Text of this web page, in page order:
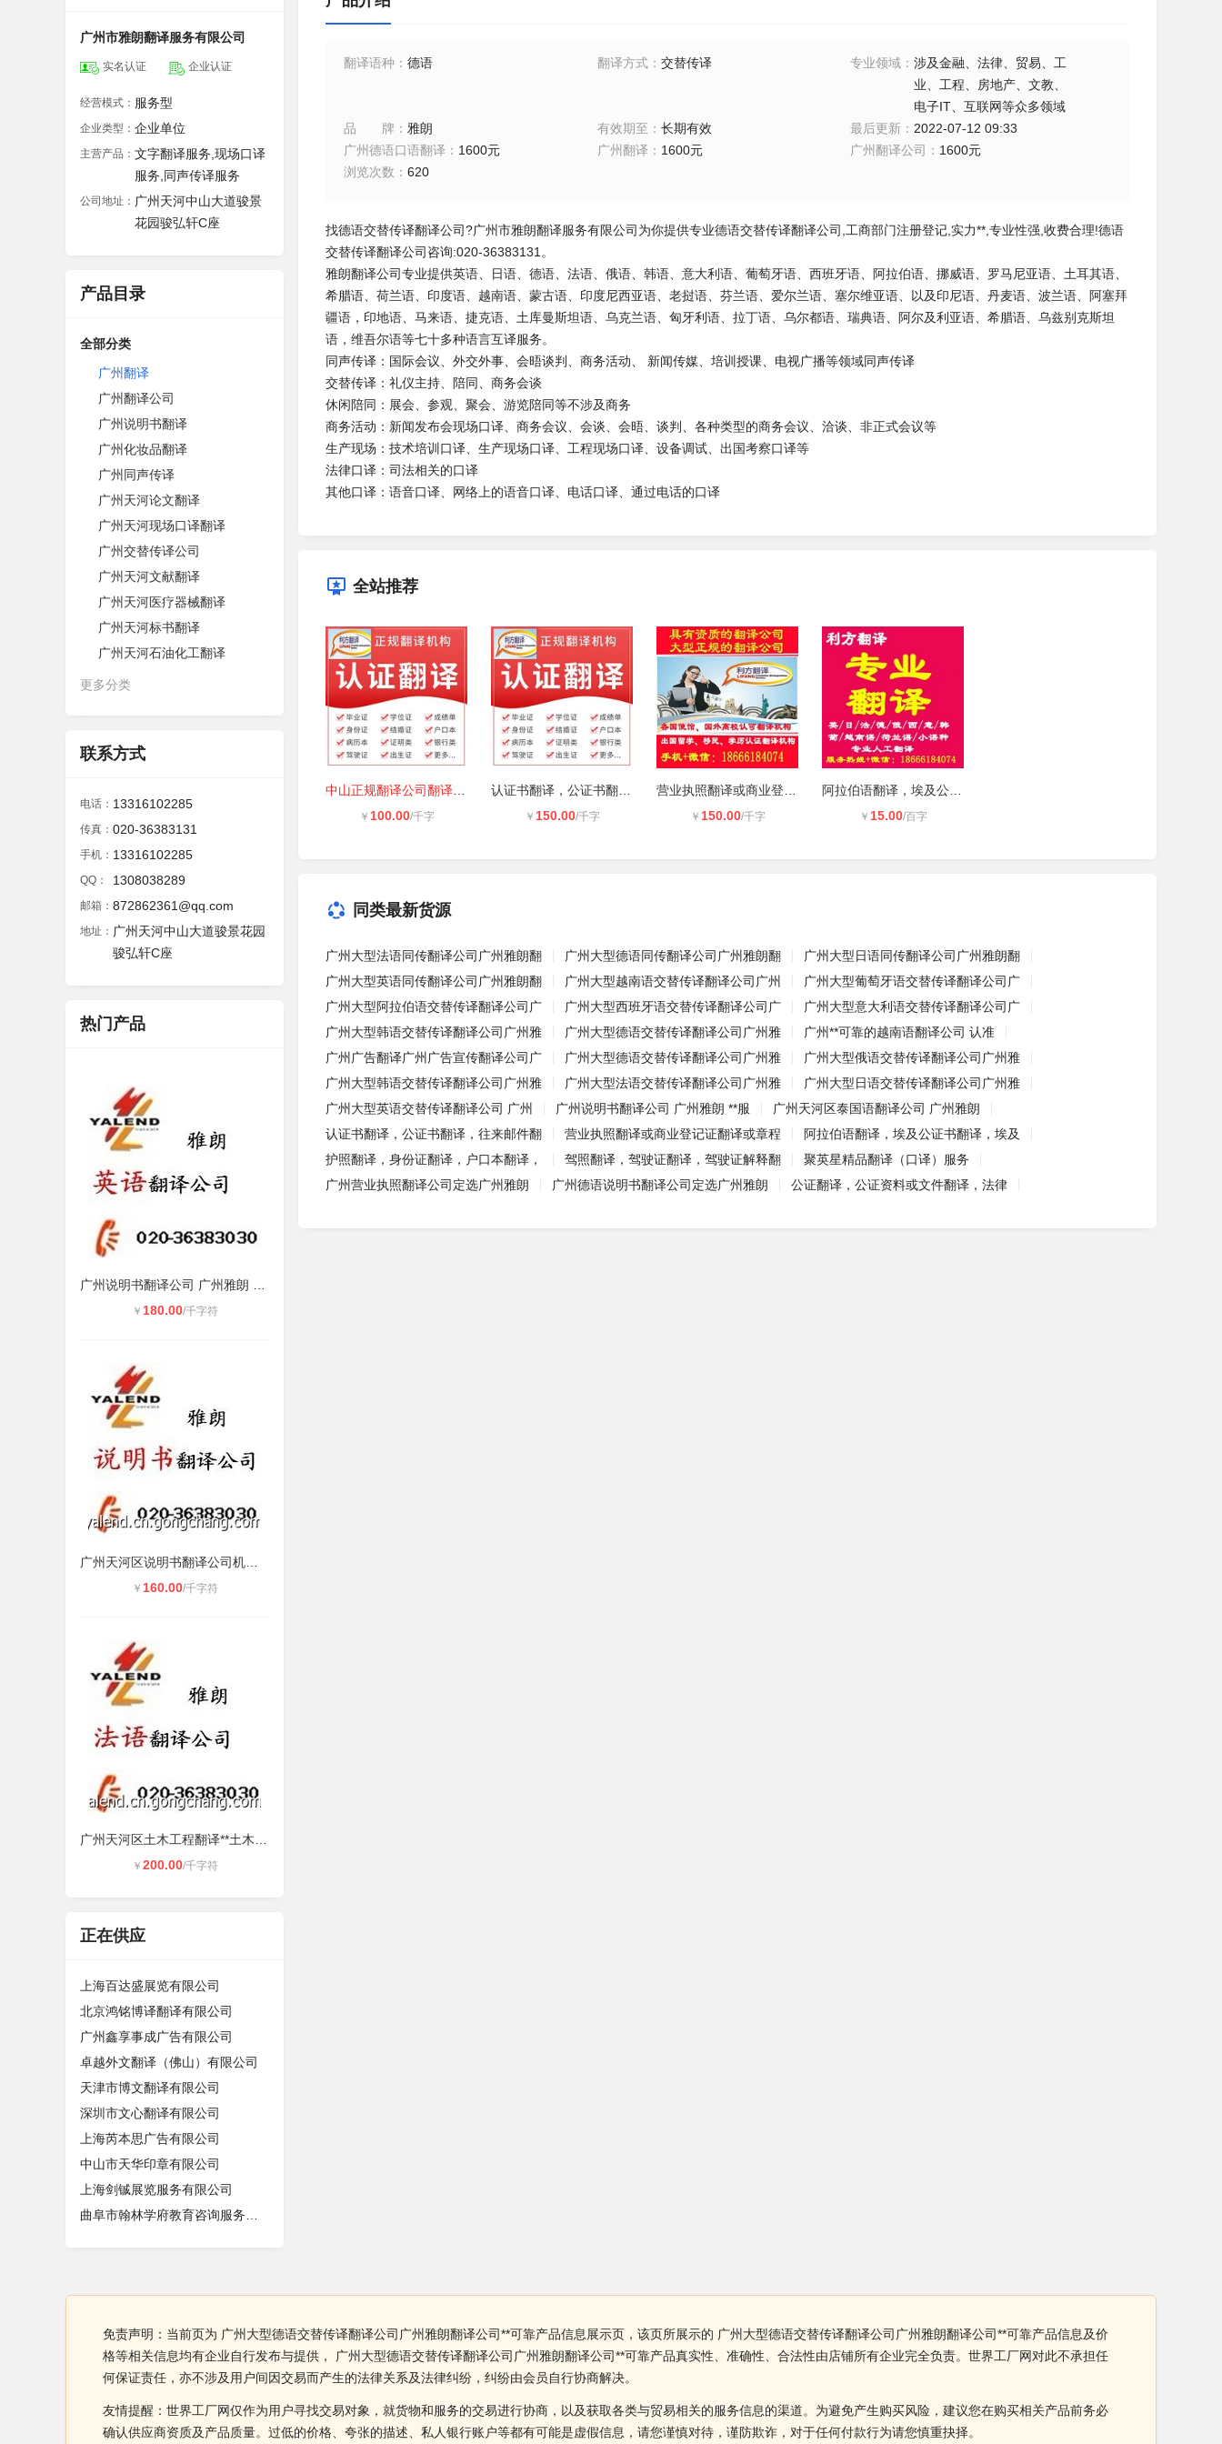
广州市雅朗翻译服务有限公司
实名认证 企业认证
经营模式： 服务型
企业类型： 企业单位
主营产品： 文字翻译服务,现场口译
服务,同声传译服务
公司地址： 广州天河中山大道骏景
花园骏弘轩C座
产品目录
全部分类
广州翻译
广州翻译公司
广州说明书翻译
广州化妆品翻译
广州同声传译
广州天河论文翻译
广州天河现场口译翻译
广州交替传译公司
广州天河文献翻译
广州天河医疗器械翻译
广州天河标书翻译
广州天河石油化工翻译
更多分类
联系方式
电话： 13316102285
传真： 020-36383131
手机： 13316102285
QQ： 1308038289
邮箱： 872862361@qq.com
地址： 广州天河中山大道骏景花园
骏弘轩C座
热门产品
￥ 180.00/千字符
￥ 160.00/千字符
￥ 200.00/千字符
正在供应
上海百达盛展览有限公司
北京鸿铭博译翻译有限公司
广州鑫享事成广告有限公司
卓越外文翻译（佛山）有限公司
天津市博文翻译有限公司
深圳市文心翻译有限公司
上海芮本思广告有限公司
中山市天华印章有限公司
上海剑铖展览服务有限公司
翻译语种 ： 德语 翻译方式： 交替传译 专业领域 ：涉及金融、法律、贸易、工
业、工程、房地产、文教、
电子IT、互联网等众多领域
品牌 ： 雅朗 有效期至 ： 长期有效 最后更新 ： 2022-07-12 09:33
广州德语口语翻译 ： 1600元 广州翻译 ： 1600元 广州翻译公司 ： 1600元
浏览次数 ： 620
找德语交替传译翻译公司?广州市雅朗翻译服务有限公司为你提供专业德语交替传译翻译公司,工商部门注册登记,实力**,专业性强,收费合理!德语
交替传译翻译公司咨询:020-36383131。
雅朗翻译公司专业提供英语、日语、德语、法语、俄语、韩语、意大利语、葡萄牙语、西班牙语、阿拉伯语、挪威语、罗马尼亚语、土耳其语、
希腊语、荷兰语、印度语、越南语、蒙古语、印度尼西亚语、老挝语、芬兰语、爱尔兰语、塞尔维亚语、以及印尼语、丹麦语、波兰语、阿塞拜
疆语，印地语、马来语、捷克语、土库曼斯坦语、乌克兰语、匈牙利语、拉丁语、乌尔都语、瑞典语、阿尔及利亚语、希腊语、乌兹别克斯坦
语，维吾尔语等七十多种语言互译服务。
同声传译：国际会议、外交外事、会晤谈判、商务活动、 新闻传媒、培训授课、电视广播等领域同声传译
交替传译：礼仪主持、陪同、商务会谈
休闲陪同：展会、参观、聚会、游览陪同等不涉及商务
商务活动：新闻发布会现场口译、商务会议、会谈、会晤、谈判、各种类型的商务会议、洽谈、非正式会议等
生产现场：技术培训口译、生产现场口译、工程现场口译、设备调试、出国考察口译等
法律口译：司法相关的口译
其他口译：语音口译、网络上的语音口译、电话口译、通过电话的口译
全站推荐
￥ 100.00/千字 ￥ 150.00/千字 ￥ 150.00/千字 ￥ 15.00/百字
同类最新货源
广州大型法语同传翻译公司广州雅朗翻 广州大型德语同传翻译公司广州雅朗翻
广州大型日语同传翻译公司广州雅朗翻
广州大型英语同传翻译公司广州雅朗翻
广州大型越南语交替传译翻译公司广州
广州大型葡萄牙语交替传译翻译公司广
广州大型阿拉伯语交替传译翻译公司广
广州大型西班牙语交替传译翻译公司广
广州大型意大利语交替传译翻译公司广
广州大型韩语交替传译翻译公司广州雅
广州大型德语交替传译翻译公司广州雅
广州**可靠的越南语翻译公司 认准
广州广告翻译广州广告宣传翻译公司广
广州大型德语交替传译翻译公司广州雅
广州大型俄语交替传译翻译公司广州雅
广州大型韩语交替传译翻译公司广州雅
广州大型法语交替传译翻译公司广州雅
广州大型日语交替传译翻译公司广州雅
广州大型英语交替传译翻译公司 广州
广州说明书翻译公司 广州雅朗 **服
广州天河区泰国语翻译公司 广州雅朗
认证书翻译，公证书翻译，往来邮件翻
营业执照翻译或商业登记证翻译或章程
阿拉伯语翻译，埃及公证书翻译，埃及
护照翻译，身份证翻译，户口本翻译，
驾照翻译，驾驶证翻译，驾驶证解释翻
聚英星精品翻译（口译）服务
广州营业执照翻译公司定选广州雅朗
广州德语说明书翻译公司定选广州雅朗 公证翻译，公证资料或文件翻译，法律
免责声明：当前页为 广州大型德语交替传译翻译公司广州雅朗翻译公司**可靠产品信息展示页，该页所展示的 广州大型德语交替传译翻译公司广州雅朗翻译公司**可靠产品信息及价
格等相关信息均有企业自行发布与提供， 广州大型德语交替传译翻译公司广州雅朗翻译公司**可靠产品真实性、准确性、合法性由店铺所有企业完全负责。世界工厂网对此不承担任
何保证责任，亦不涉及用户间因交易而产生的法律关系及法律纠纷，纠纷由会员自行协商解决。
友情提醒：世界工厂网仅作为用户寻找交易对象，就货物和服务的交易进行协商，以及获取各类与贸易相关的服务信息的渠道。为避免产生购买风险，建议您在购买相关产品前务必
确认供应商资质及产品质量。过低的价格、夸张的描述、私人银行账户等都有可能是虚假信息，请您谨慎对待，谨防欺诈，对于任何付款行为请您慎重抉择。